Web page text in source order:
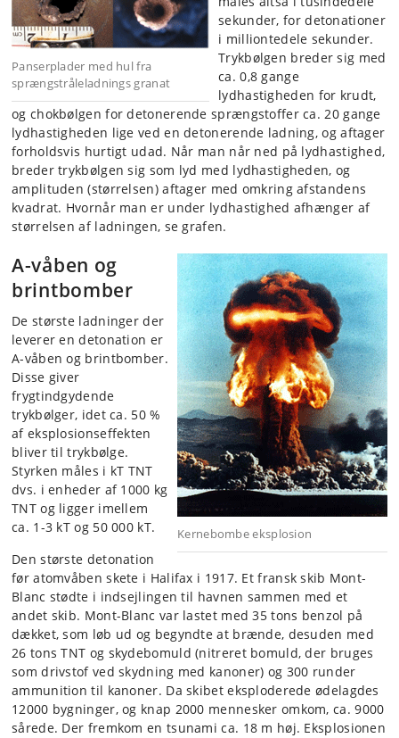
Panserplader med hul fra
sprængstråleladnings granat
sekunder, for detonationer
i milliontedele sekunder.
Trykbølgen breder sig med
ca. 0,8 gange
lydhastigheden for krudt,
og chokbølgen for detonerende sprængstoffer ca. 20 gange
lydhastigheden lige ved en detonerende ladning, og aftager
forholdsvis hurtigt udad. Når man når ned på lydhastighed,
breder trykbølgen sig som lyd med lydhastigheden, og
amplituden (størrelsen) aftager med omkring afstandens
kvadrat. Hvornår man er under lydhastighed afhænger af
størrelsen af ladningen, se grafen.
Kernebombe eksplosion
A-våben og
brintbomber
De største ladninger der
leverer en detonation er
A-våben og brintbomber.
Disse giver
frygtindgydende
trykbølger, idet ca. 50 %
af eksplosionseffekten
bliver til trykbølge.
Styrken måles i kT TNT
dvs. i enheder af 1000 kg
TNT og ligger imellem
ca. 1-3 kT og 50 000 kT.
Den største detonation
før atomvåben skete i Halifax i 1917. Et fransk skib Mont-
Blanc stødte i indsejlingen til havnen sammen med et
andet skib. Mont-Blanc var lastet med 35 tons benzol på
dækket, som løb ud og begyndte at brænde, desuden med
26 tons TNT og skydebomuld (nitreret bomuld, der bruges
som drivstof ved skydning med kanoner) og 300 runder
ammunition til kanoner. Da skibet eksploderede ødelagdes
12000 bygninger, og knap 2000 mennesker omkom, ca. 9000
sårede. Der fremkom en tsunami ca. 18 m høj. Eksplosionen